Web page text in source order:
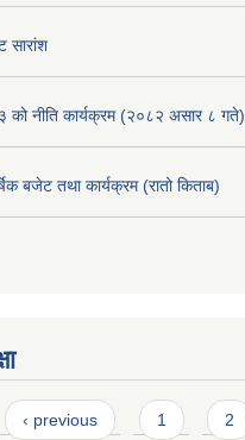
को नीति कार्यक्रम (२०८२ असार ८ गते)
बजेट तथा कार्यक्रम (रातो किताब)
‹ previous 1 2